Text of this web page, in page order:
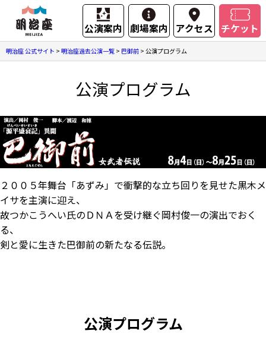
公演案内 劇場案内 アクセス チケット
明治座 公式サイト > 明治座過去公演一覧 > 巴御前 > 公演プログラム
公演プログラム
２００５年舞台「あずみ」で衝撃的な立ち回りを見せた黒木メ
イサを主演に迎え、
故つかこうへい氏のＤＮＡを受け継ぐ岡村俊一の演出でおく
る、
剣と愛に生きた巴御前の新たなる伝説。
公演プログラム